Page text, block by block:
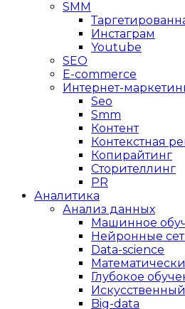
SMM
Инстаграм
Youtube
SEO
E-сommerce
Интернет-
Seo
Smm
Контент
Контекстная
Копирайтинг
Сторителлинг
PR
Аналитика
Анализ данных
Машинное
Нейронные
Data-science
Глубокое
Big-data